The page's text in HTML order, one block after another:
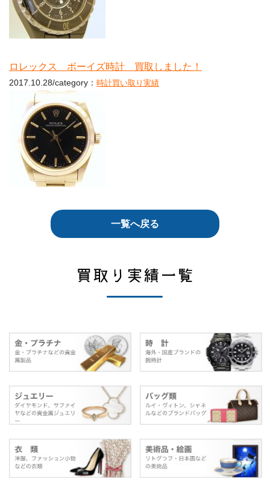
ロレックス ボーイズ時計 買取しました！
2017.10.28/category： 時計買い取り実績
一覧へ戻る